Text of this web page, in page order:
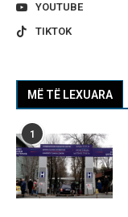
YOUTUBE
TIKTOK
MË TË LEXUARA
1